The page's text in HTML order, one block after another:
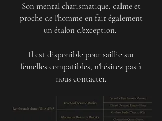
Son mental charismatique, calme et
proche de l'homme en fait également
un étalon d'exception.
Il est disponible pour saillie sur
femelles compatibles, n'hésitez pas à
nous contacter.